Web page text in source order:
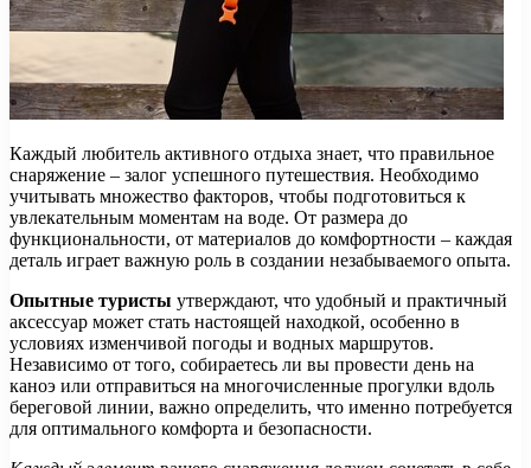
Каждый любитель активного отдыха знает, что правильное
снаряжение – залог успешного путешествия. Необходимо
учитывать множество факторов, чтобы подготовиться к
увлекательным моментам на воде. От размера до
функциональности, от материалов до комфортности – каждая
деталь играет важную роль в создании незабываемого опыта.
Опытные туристы утверждают, что удобный и практичный
аксессуар может стать настоящей находкой, особенно в
условиях изменчивой погоды и водных маршрутов.
Независимо от того, собираетесь ли вы провести день на
каноэ или отправиться на многочисленные прогулки вдоль
береговой линии, важно определить, что именно потребуется
для оптимального комфорта и безопасности.